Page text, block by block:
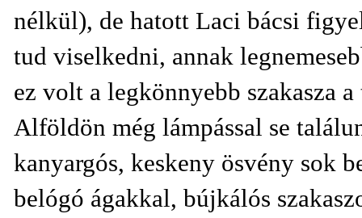
nélkül), de hatott Laci bácsi
tud viselkedni, annak
ez volt a legkönnyebb szakasza
Alföldön még lámpással se
kanyargós, keskeny ösvény sok
belógó ágakkal, bújkálós